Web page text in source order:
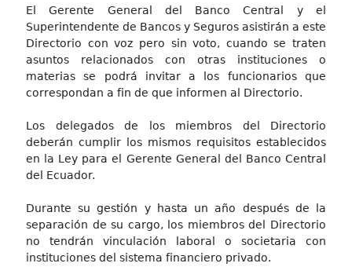
El Gerente General del Banco Central y el
Superintendente de Bancos y Seguros asistirán a este
Directorio con voz pero sin voto, cuando se traten
asuntos relacionados con otras instituciones o
materias se podrá invitar a los funcionarios que
correspondan a fin de que informen al Directorio.
Los delegados de los miembros del Directorio
deberán cumplir los mismos requisitos establecidos
en la Ley para el Gerente General del Banco Central
del Ecuador.
Durante su gestión y hasta un año después de la
separación de su cargo, los miembros del Directorio
no tendrán vinculación laboral o societaria con
instituciones del sistema financiero privado.